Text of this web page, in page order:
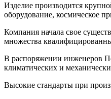
Изделие производится
оборудование, космическое
Компания начала свое
множества
В распоряжении инженеров
климатических и
Высокие стандарты при